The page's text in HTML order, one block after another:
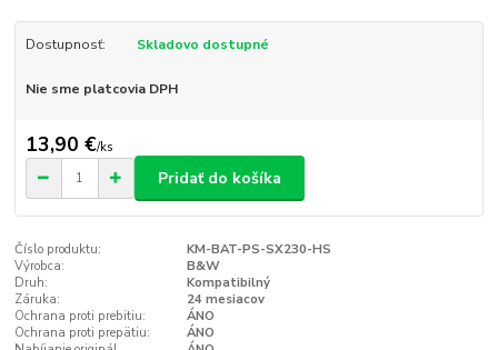
Dostupnosť: Skladovo dostupné
Nie sme platcovia DPH
13,90 €/ks
Pridať do košíka
Číslo produktu:
KM-BAT-PS-SX230-HS
Výrobca:
B&W
Druh:
Kompatibilný
Záruka:
24 mesiacov
Ochrana proti prebitiu:
ÁNO
Ochrana proti prepätiu:
ÁNO